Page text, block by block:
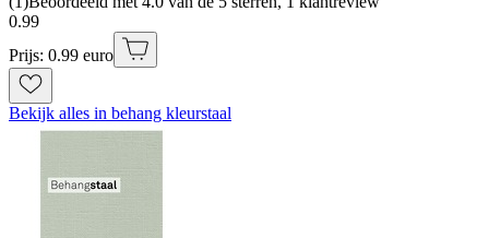
0.99
Prijs: 0.99 euro
Bekijk alles in behang kleurstaal